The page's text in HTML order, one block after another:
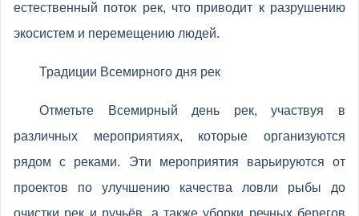
естественный поток рек, что приводит к разрушению
экосистем и перемещению людей.
Традиции Всемирного дня рек
Отметьте Всемирный день рек, участвуя в
различных мероприятиях, которые организуются
рядом с реками. Эти мероприятия варьируются от
проектов по улучшению качества ловли рыбы до
очистки рек и ручьёв, а также уборки речных берегов